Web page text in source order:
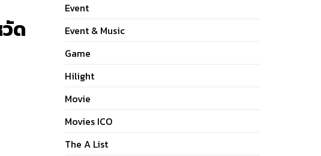
ด
Event
Event & Music
Game
Hilight
Movie
Movies ICO
The A List